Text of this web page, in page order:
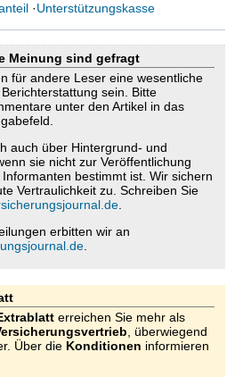
·Unterstützungskasse
Meinung sind gefragt
für andere Leser eine wesentliche
sein. Bitte
unter den Artikel in das
auch über Hintergrund- und
sie nicht zur Veröffentlichung
bestimmt ist. Wir sichern
Vertraulichkeit zu. Schreiben Sie
erbitten wir an
erreichen Sie mehr als
, überwiegend
Über die Konditionen informieren